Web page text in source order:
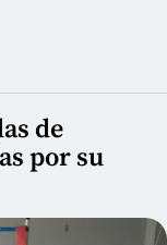
de
por su